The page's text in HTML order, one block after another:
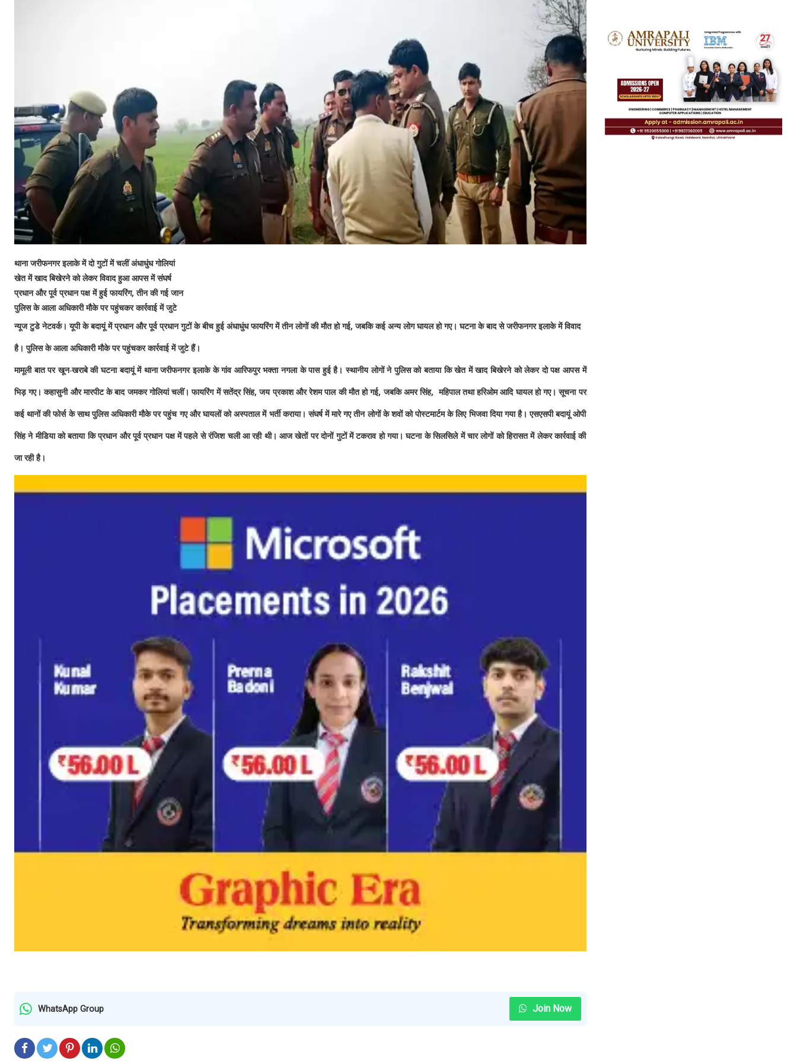
थाना जरीफनगर इलाके में दो गुटों मेंचलीं अंधाधुंध गोलियां
खेत में खाद बिखेरने को लेकर विवाद हुआ आपस में संघर्ष
प्रधान और पूर्व प्रधान पक्ष में हुई फायरिंग,तीन की गई जान
पुलिस के आला अधिकारी मौके पर पहुंचकर कार्रवाई में जुटे
न्यूज टुडे नेटवर्क। यूपी के बदायूं में प्रधान और पूर्व प्रधान गुटों के बीच हुई अंधाधुंध फायरिंग में तीन लोगों की मौत हो गई,जबकि कई अन्य लोग घायल हो गए। घटना के बाद से जरीफनगर इलाके में विवाद
है। पुलिस के आला अधिकारी मौके पर पहुंचकर कार्रवाई में जुटे हैं।
मामूली बात पर खून-खराबे की घटना बदायूं में थाना जरीफनगर इलाके के गांव आरिफपुर भक्ता नगला के पास हुई है। स्थानीय लोगों ने पुलिस को बताया कि खेत में खाद बिखेरने को लेकर दो पक्ष आपस में
भिड़ गए। कहासुनी और मारपीट के बाद जमकर गोलियां चलीं। फायरिंग में सतेंद्र सिंह,जय प्रकाश और रेशम पाल की मौत हो गई, जबकि अमर सिंह, महिपाल तथा हरिओम आदि घायल हो गए। सूचना पर
कई थानों की फोर्स के साथ पुलिस अधिकारी मौके पर पहुंच गए और घायलों को अस्पताल में भर्ती कराया। संघर्ष में मारे गए तीन लोगों के शवों को पोस्टमार्टम के लिए भिजवा दिया गया है। एसएसपी बदायूं ओपी
सिंह ने मीडिया को बताया कि प्रधान और पूर्व प्रधान पक्ष में पहले से रंजिश चली आ रही थी। आज खेतों पर दोनों गुटों में टकराव हो गया। घटना के सिलसिले में चार लोगों को हिरासत में लेकर कार्रवाई की
जा रही है।
WhatsApp Group Join Now